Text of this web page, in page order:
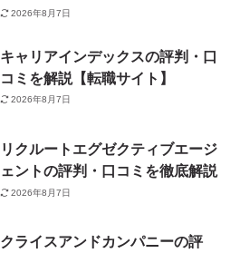
2026年8月7日
キャリアインデックスの評判・口
コミを解説【転職サイト】
2026年8月7日
リクルートエグゼクティブエージ
ェントの評判・口コミを徹底解説
2026年8月7日
クライスアンドカンパニーの評